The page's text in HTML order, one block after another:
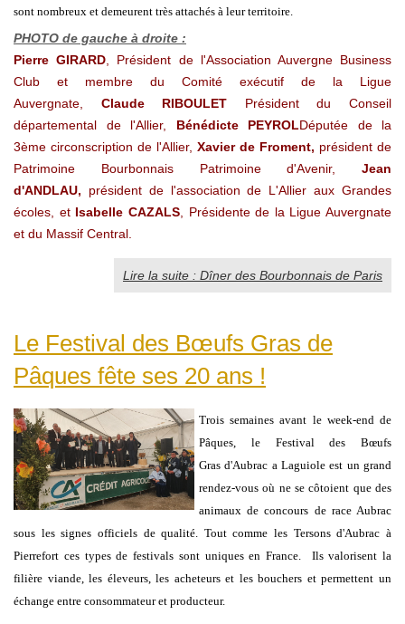
sont nombreux et demeurent très attachés à leur territoire.
PHOTO de gauche à droite :
Pierre GIRARD , Président de l'Association Auvergne Business
Club et membre du Comité exécutif de la Ligue
Auvergnate, Claude RIBOULET Président du Conseil
départemental de l'Allier, Bénédicte PEYROLDéputée de la
3ème circonscription de l'Allier, Xavier de Froment, président de
Patrimoine Bourbonnais
Patrimoine d'Avenir,
Jean
d'ANDLAU, président de l'association de L'Allier aux Grandes
écoles, etIsabelle CAZALS, Présidente de la Ligue Auvergnate
et du Massif Central.
Lire la suite : Dîner des Bourbonnais de Paris
Le Festival des Bœufs Gras de
Pâques fête ses 20 ans !
Trois semaines avant le week-end de
Pâques, le Festival des Bœufs
Gras d'Aubrac a Laguiole est un grand
rendez-vous où ne se côtoient que des
animaux de concours de race Aubrac
sous les signes officiels de qualité. Tout comme les Tersons d'Aubrac à
Pierrefort ces types de festivals sont uniques en France. Ils valorisent la
filière viande, les éleveurs, les acheteurs et les bouchers et permettent un
échange entre consommateur et producteur.